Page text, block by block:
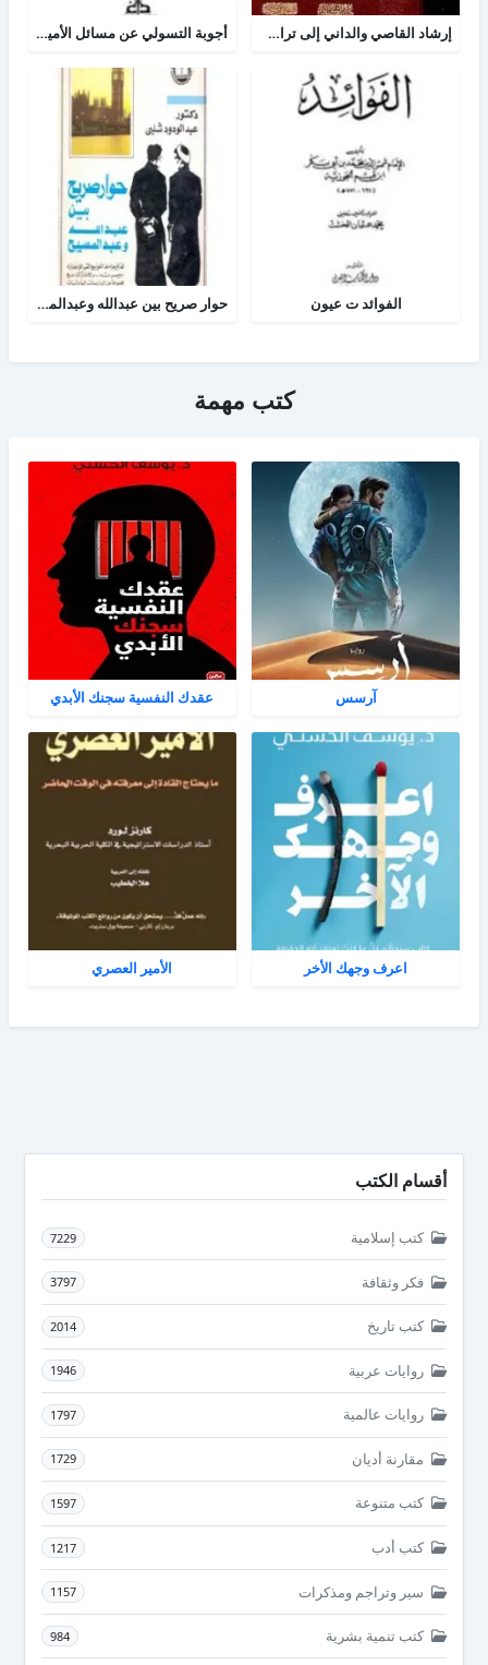
إرشاد القاصي والداني إلى تراجم شيوخ الطبراني أجوبة التسولي عن مسائل الأمير عبد القادر في الجهاد
الفوائد ت عيون حوار صريح بين عبدالله وعبدالمسيح
كتب مهمة
آرسس عقدك النفسية سجنك الأبدي
اعرف وجهك الأخر الأمير العصري
أقسام الكتب
كتب إسلامية 7229
فكر وثقافة 3797
كتب تاريخ 2014
روايات عربية 1946
روايات عالمية 1797
مقارنة أديان 1729
كتب متنوعة 1597
كتب أدب 1217
سير وتراجم ومذكرات 1157
كتب تنمية بشرية 984